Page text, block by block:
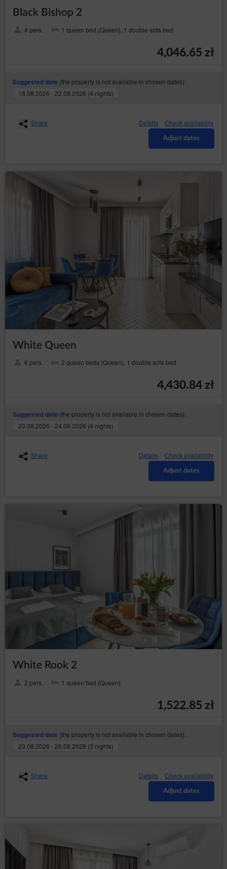
Black Bishop 2
4 pers. 1 queen bed (Queen), 1 double sofa bed
4,046.65 zł
Suggested date (the property is not available in chosen dates):
18.08.2026 - 22.08.2026 (4 nights)
Share Details Check availability
Adjust dates
White Queen
6 pers. 2 queen beds (Queen), 1 double sofa bed
4,430.84 zł
Suggested date (the property is not available in chosen dates):
20.08.2026 - 24.08.2026 (4 nights)
Share Details Check availability
Adjust dates
White Rook 2
2 pers. 1 queen bed (Queen)
1,522.85 zł
Suggested date (the property is not available in chosen dates):
23.08.2026 - 26.08.2026 (3 nights)
Share Details Check availability
Adjust dates